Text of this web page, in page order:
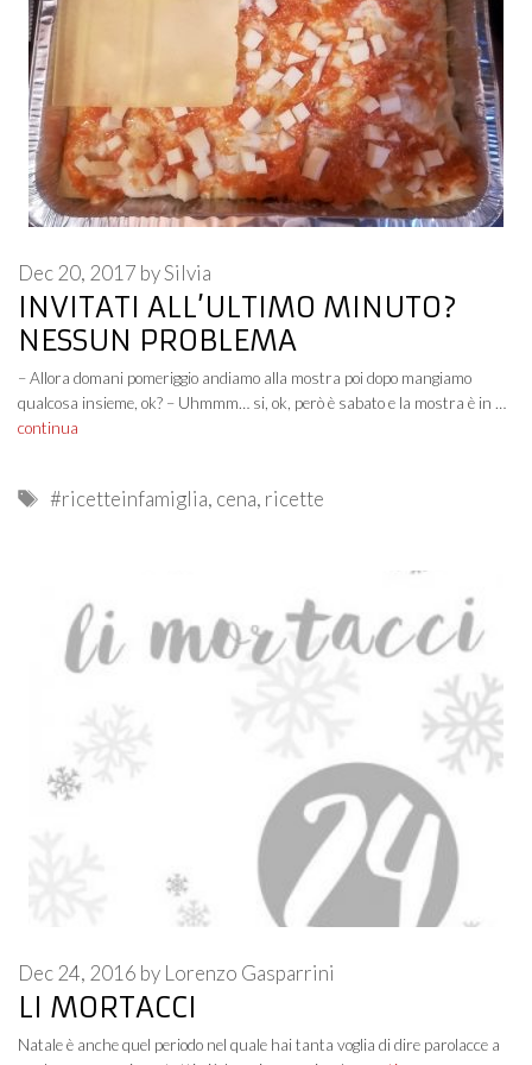
INVITATI ALL’ULTIMO MINUTO?
NESSUN PROBLEMA
Dec 20, 2017 bySilvia
– Allora domani pomeriggio andiamo alla mostra poi dopo mangiamo
qualcosa insieme, ok? – Uhmmm… si, ok, però è sabato e la mostra è in …
continua
Tags
#ricetteinfamiglia, cena, ricette
LI MORTACCI
Dec 24, 2016 by Lorenzo Gasparrini
Natale è anche quel periodo nel quale hai tanta voglia di dire parolacce a